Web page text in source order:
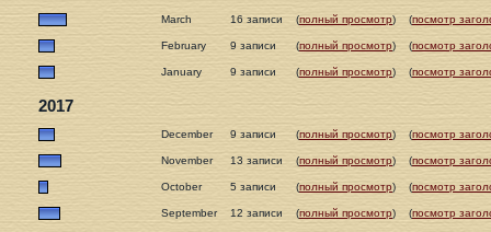
March 16 записи (полный просмотр) (посмотр
February 9 записи (полный просмотр) (посмотр
January 9 записи (полный просмотр) (посмотр
2017
December 9 записи (полный просмотр) (посмотр
November 13 записи (полный просмотр) (посмотр
October 5 записи (полный просмотр) (посмотр
September 12 записи (полный просмотр) (посмотр